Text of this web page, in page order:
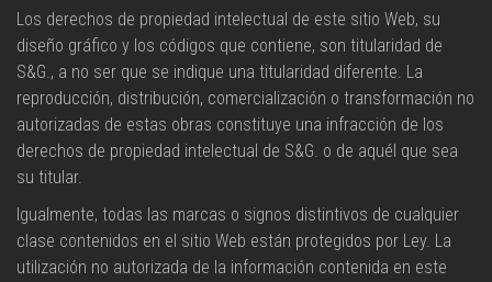
Los derechos de propiedad intelectual de este sitio Web, su
diseño gráfico y los códigos que contiene, son titularidad de
S&G., a no ser que se indique una titularidad diferente. La
reproducción, distribución, comercialización o transformación no
autorizadas de estas obras constituye una infracción de los
derechos de propiedad intelectual de S&G. o de aquél que sea
su titular.
Igualmente, todas las marcas o signos distintivos de cualquier
clase contenidos en el sitio Web están protegidos por Ley. La
utilización no autorizada de la información contenida en este